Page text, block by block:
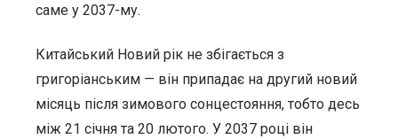
саме у 2037-му.
Китайський Новий рік не збігається з
григоріанським — він припадає на другий новий
місяць після зимового сонцестояння, тобто десь
між 21 січня та 20 лютого. У 2037 році він